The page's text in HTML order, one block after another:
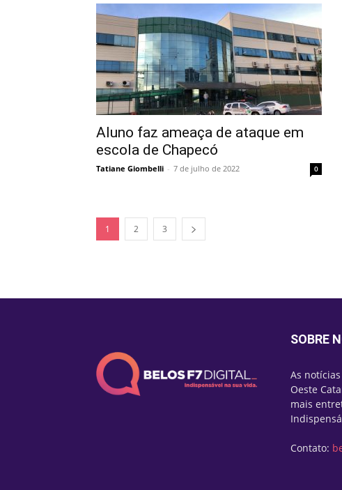
Aluno faz ameaça de ataque em
escola de Chapecó
Tatiane Giombelli - 7 de julho de 2022 0
1 2 3
SOBRE
As
Oeste
mais
Contato: